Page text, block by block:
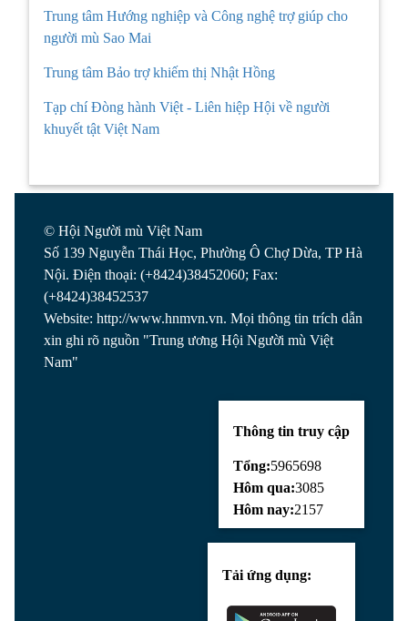
Trung tâm Hướng nghiệp và Công nghệ trợ giúp cho
người mù Sao Mai
Trung tâm Bảo trợ khiếm thị Nhật Hồng
Tạp chí Đòng hành Việt - Liên hiệp Hội về người
khuyết tật Việt Nam
© Hội Người mù Việt Nam
Số 139 Nguyễn Thái Học, Phường Ô Chợ Dừa, TP Hà
Nội. Điện thoại: (+8424)38452060; Fax:
(+8424)38452537
Website: http://www.hnmvn.vn. Mọi thông tin trích dẫn
xin ghi rõ nguồn "Trung ương Hội Người mù Việt
Nam"
Thông tin truy cập
Tổng:5965698
Hôm qua:3085
Hôm nay:2157
Tải ứng dụng: